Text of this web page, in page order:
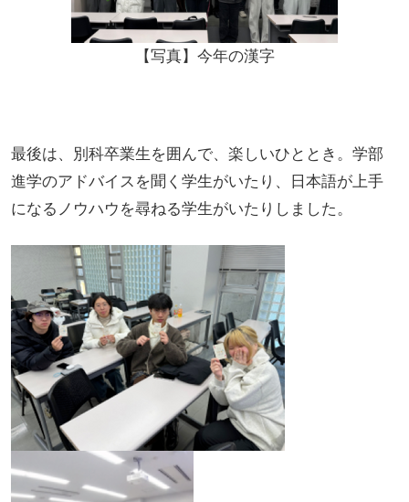
【写真】今年の漢字
最後は、別科卒業生を囲んで、楽しいひととき。学部
進学のアドバイスを聞く学生がいたり、日本語が上手
になるノウハウを尋ねる学生がいたりしました。